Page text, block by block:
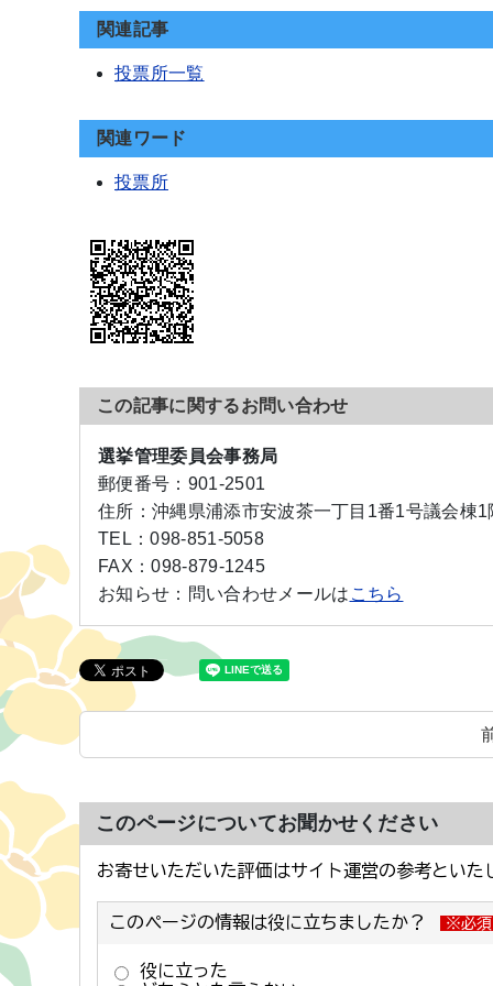
関連記事
投票所一覧
関連ワード
投票所
この記事に関するお問い合わせ
選挙管理委員会事務局
郵便番号： 901-2501
住所： 沖縄県浦添市安波茶一丁目1番1号議会棟1
TEL：098-851-5058
FAX：098-879-1245
お知らせ： 問い合わせメールは こちら
このページについてお聞かせください